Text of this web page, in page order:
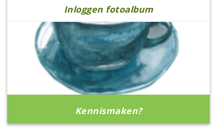
Inloggen fotoalbum
Kennismaken?